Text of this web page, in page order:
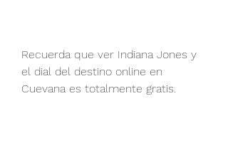
Recuerda que ver Indiana Jones y
el dial del destino online en
Cuevana es totalmente gratis.